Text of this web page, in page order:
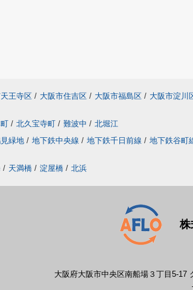
王寺区 / 大阪市住吉区 / 大阪市福島区 / 大阪市淀川
/ 北久宝寺町 / 難波中 / 北堀江
緑地 / 地下鉄中央線 / 地下鉄千日前線 / 地下鉄谷町
/ 天満橋 / 淀屋橋 / 北浜
株
大阪府大阪市中央区南船場３丁目5-17